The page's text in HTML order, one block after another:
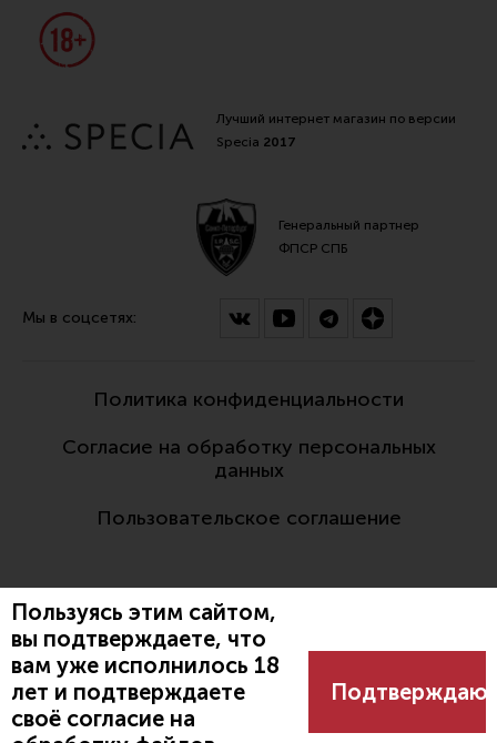
Пользуясь этим сайтом,
вы подтверждаете, что
вам уже исполнилось 18
лет и подтверждаете
своё согласие на
Подтверждаю
Лучший интернет магазин по версии
Specia 2017
Генеральный партнер
ФПСР СПБ
Мы в соцсетях:
Политика конфиденциальности
Согласие на обработку персональных
данных
Пользовательское соглашение
Разработано: